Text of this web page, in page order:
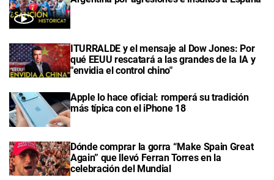
ITURRALDE y el mensaje al Dow Jones: Por
qué EEUU rescatará a las grandes de la IA y
"envidia el control chino"
Apple lo hace oficial: romperá su tradición
más típica con el iPhone 18
Dónde comprar la gorra “Make Spain Great
Again” que llevó Ferran Torres en la
celebración del Mundial